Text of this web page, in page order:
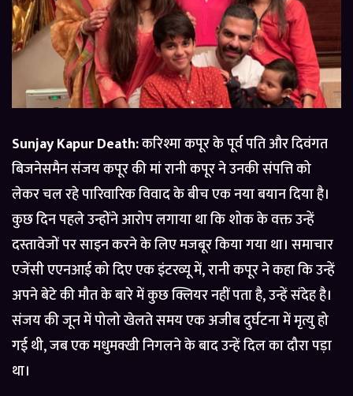
Sunjay Kapur Death:करिश्मा कपूर के पूर्व पति और दिवंगत
बिजनेसमैन संजय कपूर की मां रानी कपूर ने उनकी संपत्ति को
लेकर चल रहे पारिवारिक विवाद के बीच एक नया बयान दिया है।
कुछ दिन पहले उन्होंने आरोप लगाया था कि शोक के वक्त उन्हें
दस्तावेजों पर साइन करने के लिए मजबूर किया गया था। समाचार
एजेंसी एएनआई को दिए एक इंटरव्यू में, रानी कपूर ने कहा कि उन्हें
अपने बेटे की मौत के बारे में कुछ क्लियर नहीं पता है, उन्हें संदेह है।
संजय की जून में पोलो खेलते समय एक अजीब दुर्घटना में मृत्यु हो
गई थी, जब एक मधुमक्खी निगलने के बाद उन्हें दिल का दौरा पड़ा
था।